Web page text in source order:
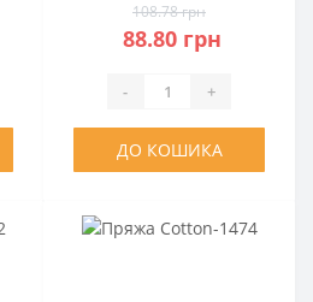
108.78 грн
88.80 грн
- +
ДО КОШИКА